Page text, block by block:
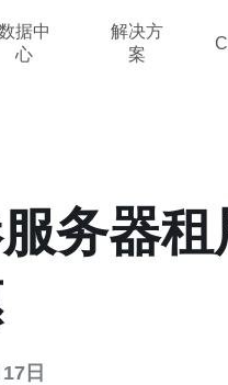
据中
心
解决方
案
务器
日